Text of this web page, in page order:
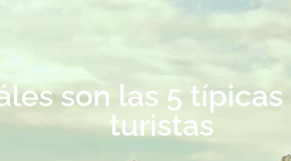
son las 5
turistas